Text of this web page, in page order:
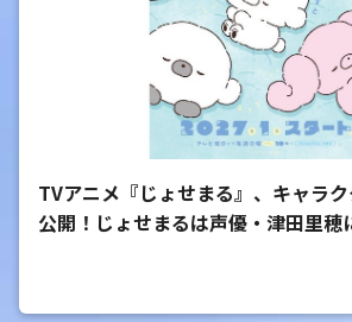
TVアニメ『じょせまる』、キャラ
公開！じょせまるは声優・津田里穂